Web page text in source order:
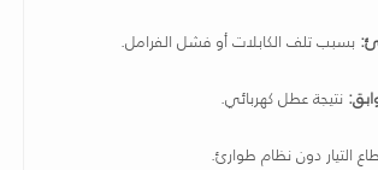
بسبب تلف الكابلات أو فشل الفرامل.
نتيجة عطل كهربائي.
التيار دون نظام طوارئ.